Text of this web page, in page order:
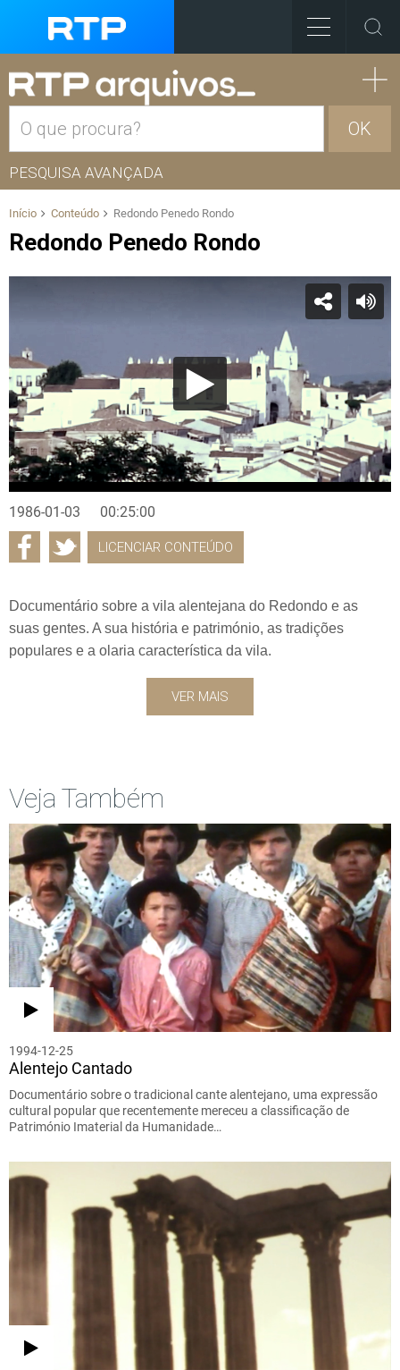
OK
PESQUISA AVANÇADA
Início Conteúdo Redondo Penedo Rondo
Redondo Penedo Rondo
1986-01-03 00:25:00
LICENCIAR CONTEÚDO
Documentário sobre a vila alentejana do Redondo e as
suas gentes. A sua história e património, as tradições
populares e a olaria característica da vila.
VER MAIS
Veja Também
1994-12-25
Alentejo Cantado
Documentário sobre o tradicional cante alentejano, uma expressão
cultural popular que recentemente mereceu a classificação de
Património Imaterial da Humanidade…